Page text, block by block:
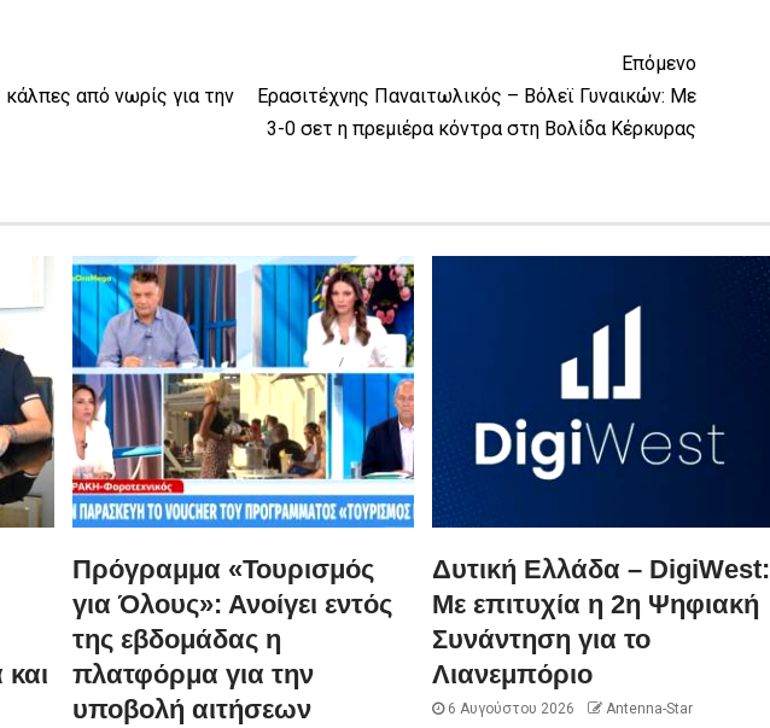
κάλπες από νωρίς για την
Επόμενο
Ερασιτέχνης Παναιτωλικός – Βόλεϊ Γυναικών: Με
3-0 σετ η πρεμιέρα κόντρα στη Βολίδα Κέρκυρας
Πρόγραμμα «Τουρισμός
για Όλους»: Ανοίγει εντός
της εβδομάδας η
πλατφόρμα για την
υποβολή αιτήσεων
Δυτική Ελλάδα – DigiWest:
Με επιτυχία η 2η Ψηφιακή
Συνάντηση για το
Λιανεμπόριο
6 Αυγούστου 2026 Antenna-Star